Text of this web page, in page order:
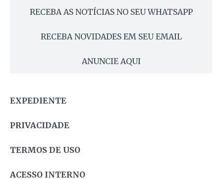
RECEBA AS NOTÍCIAS NO SEU WHATSAPP
RECEBA NOVIDADES EM SEU EMAIL
ANUNCIE AQUI
EXPEDIENTE
PRIVACIDADE
TERMOS DE USO
ACESSO INTERNO